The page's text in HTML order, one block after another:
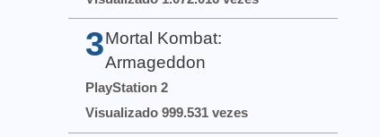
3 Mortal Kombat:
Armageddon
PlayStation 2
Visualizado 999.531 vezes